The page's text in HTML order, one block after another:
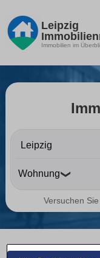
Leipzig
Immobilien im
❯
Versuchen